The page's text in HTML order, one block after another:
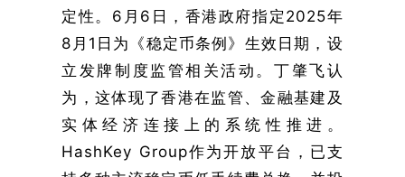
定性。6月6日，香港政府指定2025年
8月1日为《稳定币条例》生效日期，设
立发牌制度监管相关活动。丁肇飞认
为，这体现了香港在监管、金融基建及
实体经济连接上的系统性推进。
HashKey Group作为开放平台，已支